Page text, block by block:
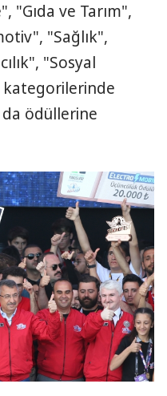
"Gıda ve Tarım",
"Sağlık",
"Sosyal
kategorilerinde
da ödüllerine